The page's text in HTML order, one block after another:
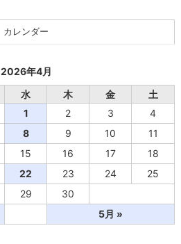
カレンダー
2026年4月
水 木 金 土
5月 »
1 2 3
4
8 9 10
11
15 16 17
18
22 23 24
25
29 30